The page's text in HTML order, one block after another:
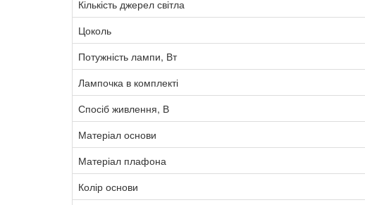
Кількість джерел світла
Цоколь
Потужність лампи, Вт
Лампочка в комплекті
Спосіб живлення, В
Матеріал основи
Матеріал плафона
Колір основи